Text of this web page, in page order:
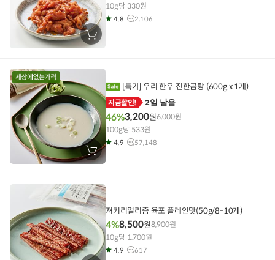
장
바
에
기
10g당 330원
4.8 2,106
장
바
에
담
기
[특가] 우리 한우 진한곰탕 (600g x 1개)
지금할인! 2일 남음
46%3,200원6,000원
100g당 533원
4.9 57,148
져키리얼리즘 육포 플레인맛(50g/8-10개)
4%8,500원8,900원
10g당 1,700원
4.9 617